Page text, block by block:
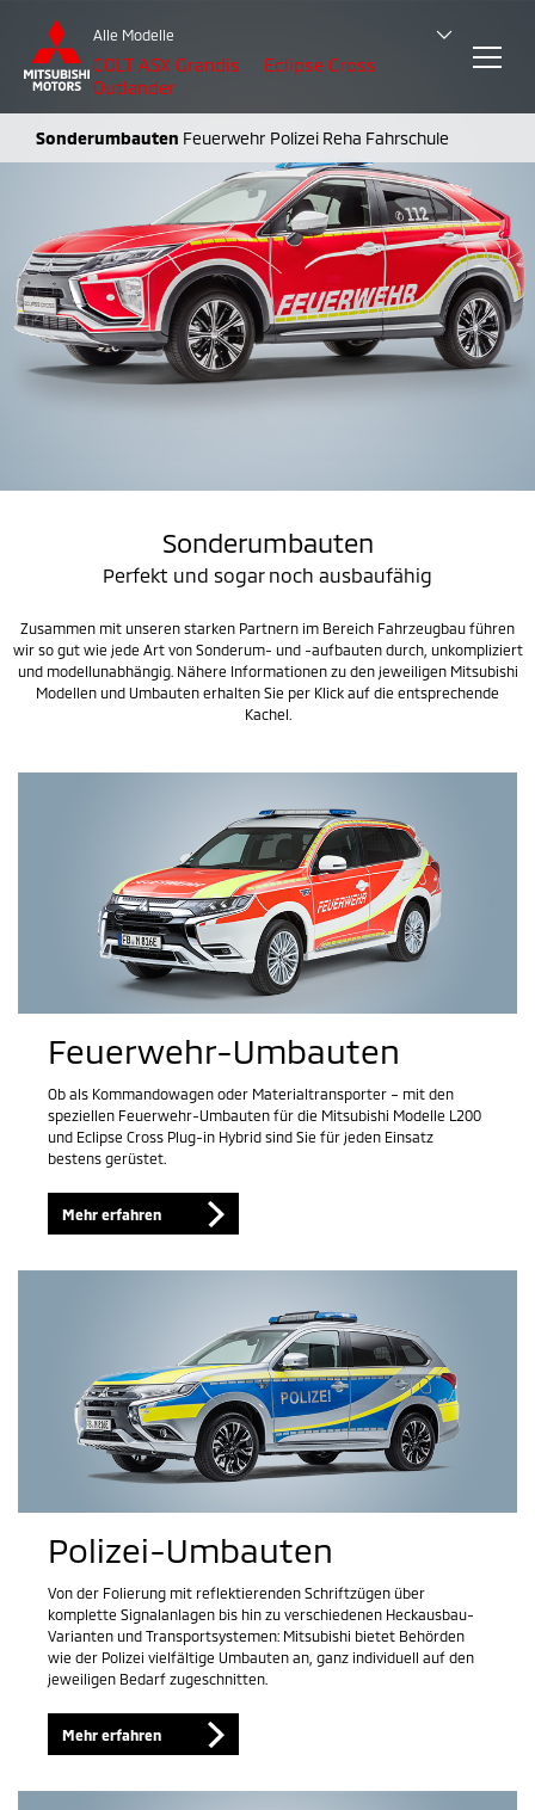
Alle Modelle
COLT ASX Grandis
Eclipse Cross
Outlander
Sonderumbauten Feuerwehr Polizei Reha Fahrschule
Sonderumbauten
Perfekt und sogar noch ausbaufähig
Zusammen mit unseren starken Partnern im Bereich Fahrzeugbau führen
wir so gut wie jede Art von Sonderum- und -aufbauten durch, unkompliziert
und modellunabhängig. Nähere Informationen zu den jeweiligen Mitsubishi
Modellen und Umbauten erhalten Sie per Klick auf die entsprechende
Kachel.
Feuerwehr-Umbauten
Ob als Kommandowagen oder Materialtransporter – mit den
speziellen Feuerwehr-Umbauten für die Mitsubishi Modelle L200
und Eclipse Cross Plug-in Hybrid sind Sie für jeden Einsatz
bestens gerüstet.
Mehr erfahren
Polizei-Umbauten
Von der Folierung mit reflektierenden Schriftzügen über
komplette Signalanlagen bis hin zu verschiedenen Heckausbau-
Varianten und Transportsystemen: Mitsubishi bietet Behörden
wie der Polizei vielfältige Umbauten an, ganz individuell auf den
jeweiligen Bedarf zugeschnitten.
Mehr erfahren